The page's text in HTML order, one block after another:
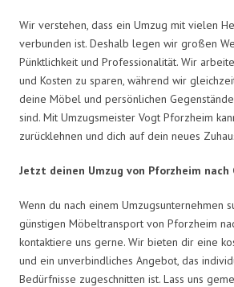
Wir verstehen, dass ein Umzug mit vielen
verbunden ist. Deshalb legen wir großen
Pünktlichkeit und Professionalität. Wir
und Kosten zu sparen, während wir
deine Möbel und persönlichen
sind. Mit Umzugsmeister Vogt Pforzheim
zurücklehnen und dich auf dein neues
Jetzt deinen Umzug von Pforzheim nach
Wenn du nach einem Umzugsunternehmen
günstigen Möbeltransport von Pforzheim
kontaktiere uns gerne. Wir bieten dir eine
und ein unverbindliches Angebot, das
Bedürfnisse zugeschnitten ist. Lass uns